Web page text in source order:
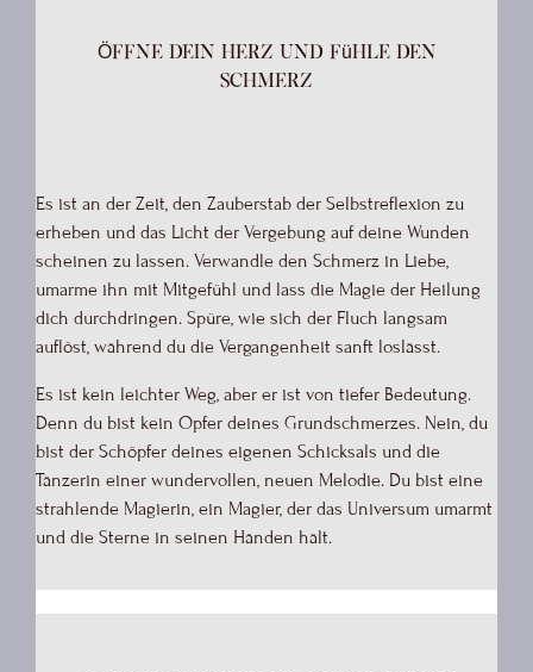
Öffne dein Herz und fühle den
Schmerz
Es ist an der Zeit, den Zauberstab der Selbstreflexion zu
erheben und das Licht der Vergebung auf deine Wunden
scheinen zu lassen. Verwandle den Schmerz in Liebe,
umarme ihn mit Mitgefühl und lass die Magie der Heilung
dich durchdringen. Spüre, wie sich der Fluch langsam
auflöst, während du die Vergangenheit sanft loslässt.
Es ist kein leichter Weg, aber er ist von tiefer Bedeutung.
Denn du bist kein Opfer deines Grundschmerzes. Nein, du
bist der Schöpfer deines eigenen Schicksals und die
Tänzerin einer wundervollen, neuen Melodie. Du bist eine
strahlende Magierin, ein Magier, der das Universum umarmt
und die Sterne in seinen Händen hält.